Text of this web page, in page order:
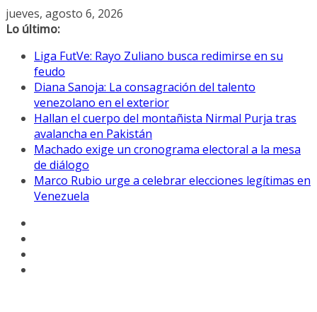
Saltar
al
jueves, agosto 6, 2026
Lo último:
Liga FutVe: Rayo Zuliano busca redimirse en su
feudo
Diana Sanoja: La consagración del talento
venezolano en el exterior
Hallan el cuerpo del montañista Nirmal Purja tras
avalancha en Pakistán
Machado exige un cronograma electoral a la mesa
de diálogo
Marco Rubio urge a celebrar elecciones legítimas en
Venezuela